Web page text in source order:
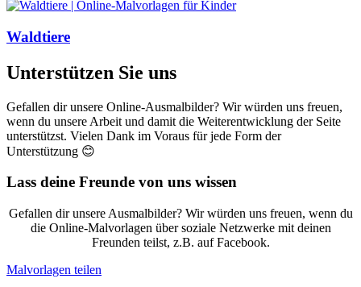
Waldtiere
Unterstützen Sie uns
Gefallen dir unsere Online-Ausmalbilder? Wir würden uns freuen,
wenn du unsere Arbeit und damit die Weiterentwicklung der Seite
unterstützst. Vielen Dank im Voraus für jede Form der
Unterstützung 😊
Lass deine Freunde von uns wissen
Gefallen dir unsere Ausmalbilder? Wir würden uns freuen, wenn du
die Online-Malvorlagen über soziale Netzwerke mit deinen
Freunden teilst, z.B. auf Facebook.
Malvorlagen teilen